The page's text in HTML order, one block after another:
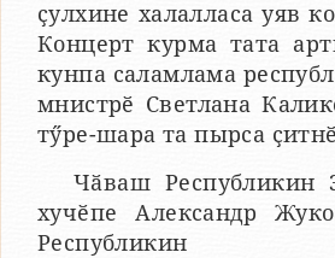
ҫулхине халалласа уяв
Концерт курма тата
кунпа саламлама
мнистрӗ Светлана
тӳре-шара та пырса
Чӑваш Республикин
хучӗпе Александр
Республикин